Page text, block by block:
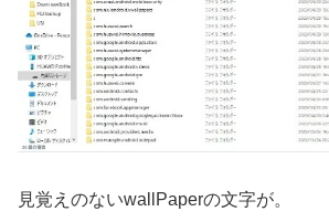
見覚えのないwallPaperの文字が。